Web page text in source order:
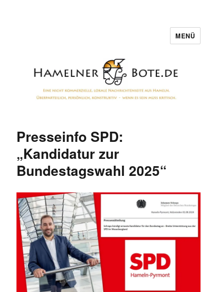
MENÜ
Presseinfo SPD:
„Kandidatur zur
Bundestagswahl 2025“